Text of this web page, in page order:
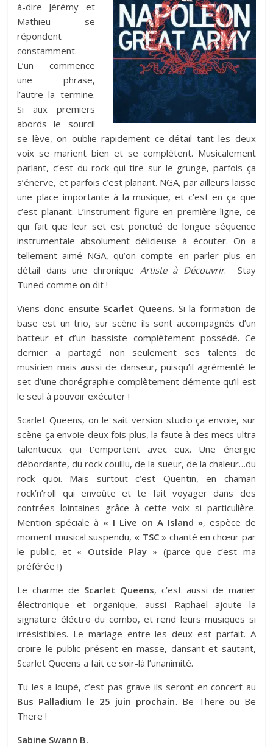
à-dire Jérémy et
Mathieu se
répondent
constamment.
L’un commence
une phrase,
l’autre la termine.
Si aux premiers
abords le sourcil
se lève, on oublie rapidement ce détail tant les deux
voix se marient bien et se complètent. Musicalement
parlant, c’est du rock qui tire sur le grunge, parfois ça
s’énerve, et parfois c’est planant. NGA, par ailleurs laisse
une place importante à la musique, et c’est en ça que
c’est planant. L’instrument figure en première ligne, ce
qui fait que leur set est ponctué de longue séquence
instrumentale absolument délicieuse à écouter. On a
tellement aimé NGA, qu’on compte en parler plus en
détail dans une chronique Artiste à Découvrir. Stay
Tuned comme on dit !
Viens donc ensuite Scarlet Queens. Si la formation de
base est un trio, sur scène ils sont accompagnés d’un
batteur et d’un bassiste complètement possédé. Ce
dernier a partagé non seulement ses talents de
musicien mais aussi de danseur, puisqu’il agrémenté le
set d’une chorégraphie complètement démente qu’il est
le seul à pouvoir exécuter !
Scarlet Queens, on le sait version studio ça envoie, sur
scène ça envoie deux fois plus, la faute à des mecs ultra
talentueux qui t’emportent avec eux. Une énergie
débordante, du rock couillu, de la sueur, de la chaleur…du
rock quoi. Mais surtout c’est Quentin, en chaman
rock’n’roll qui envoûte et te fait voyager dans des
contrées lointaines grâce à cette voix si particulière.
Mention spéciale à « I Live on A Island », espèce de
moment musical suspendu, « TSC» chanté en chœur par
le public, et « Outside Play » (parce que c’est ma
préférée !)
Le charme de Scarlet Queens, c’est aussi de marier
électronique et organique, aussi Raphaël ajoute la
signature éléctro du combo, et rend leurs musiques si
irrésistibles. Le mariage entre les deux est parfait. A
croire le public présent en masse, dansant et sautant,
Scarlet Queens a fait ce soir-là l’unanimité.
Tu les a loupé, c’est pas grave ils seront en concert au
Bus Palladium le 25 juin prochain. Be There ou Be
There !
Sabine Swann B.